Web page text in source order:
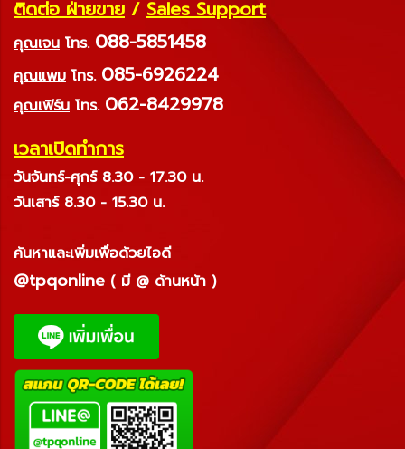
ติดต่อ ฝ่ายขาย / Sales Support
คุณเจน โทร. 088-5851458
คุณแพม โทร. 085-6926224
คุณเฟิร์น โทร. 062-8429978
เวลาเปิดทำการ
วันจันทร์-ศุกร์ 8.30 - 17.30 น.
วันเสาร์ 8.30 - 15.30 น.
ค้นหาและเพิ่มเพื่อด้วยไอดี
@tpqonline ( มี @ ด้านหน้า )